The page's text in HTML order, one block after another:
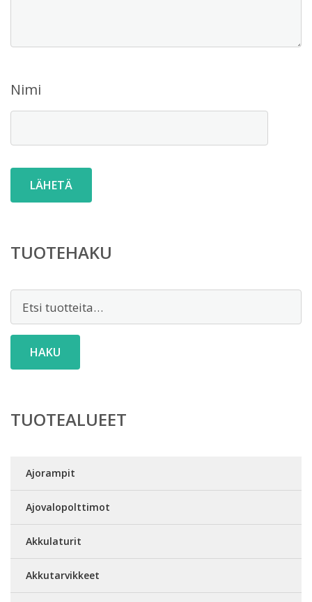
Nimi
TUOTEHAKU
HAKU
TUOTEALUEET
Ajorampit
Ajovalopolttimot
Akkulaturit
Akkutarvikkeet